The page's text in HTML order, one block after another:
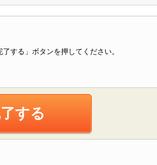
する」ボタンを押してください。
する